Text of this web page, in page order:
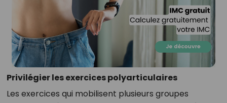
Privilégier les exercices polyarticulaires
Les exercices qui mobilisent plusieurs groupes